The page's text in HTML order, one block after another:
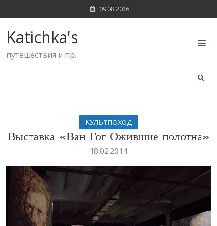
to
09.08.2026
Katichka's
путешествия и пр.
КУЛЬТПОХОД
Выставка «Ван Гог Ожившие полотна»
18.02.2014